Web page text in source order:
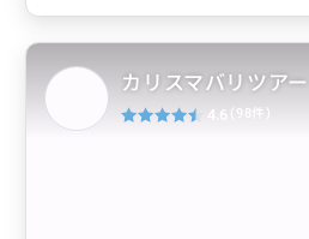
カリスマバリツアー
4.6 (98件)